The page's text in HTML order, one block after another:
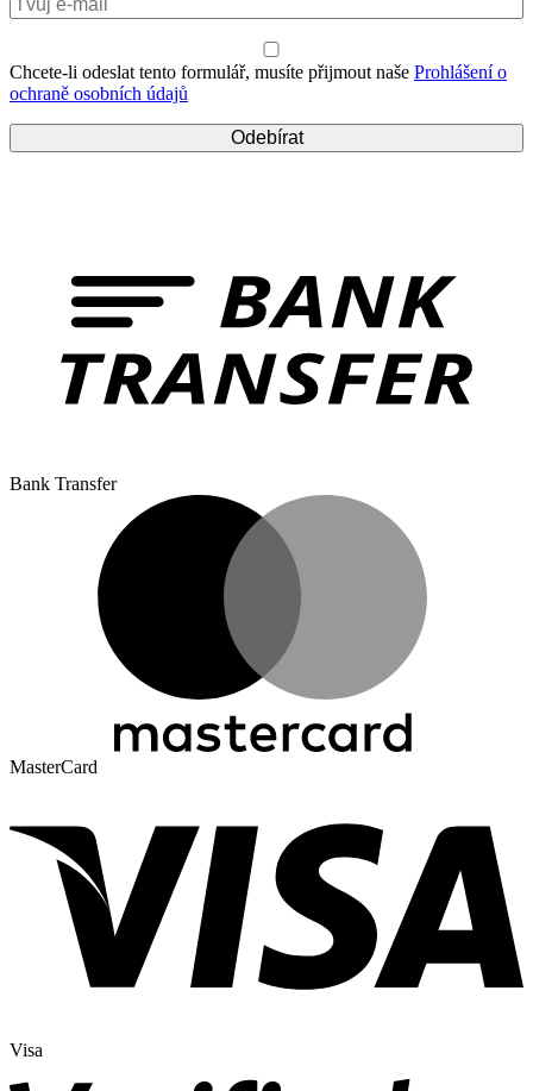
Chcete-li odeslat tento formulář, musíte přijmout naše Prohlášení o
ochraně osobních údajů
Bank Transfer
MasterCard
Visa